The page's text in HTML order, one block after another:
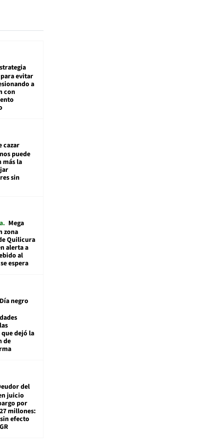
evitar
a
con
cazar
puede
más la
sin
Mega
zona
Quilicura
alerta a
al
espera
negro
dejó la
de
del
juicio
por
millones:
efecto